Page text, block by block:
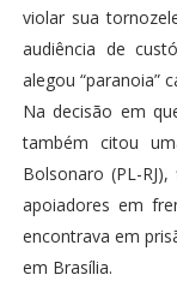
violar sua
audiência de
alegou “paranoia”
Na decisão em
também citou
Bolsonaro (PL-
apoiadores em
encontrava em
em Brasília.